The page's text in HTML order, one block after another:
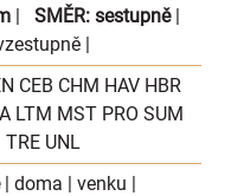
| SMĚR: sestupně|
|
CEB CHM HAV HBR
LTM MST PRO SUM
TRE UNL
| doma | venku |